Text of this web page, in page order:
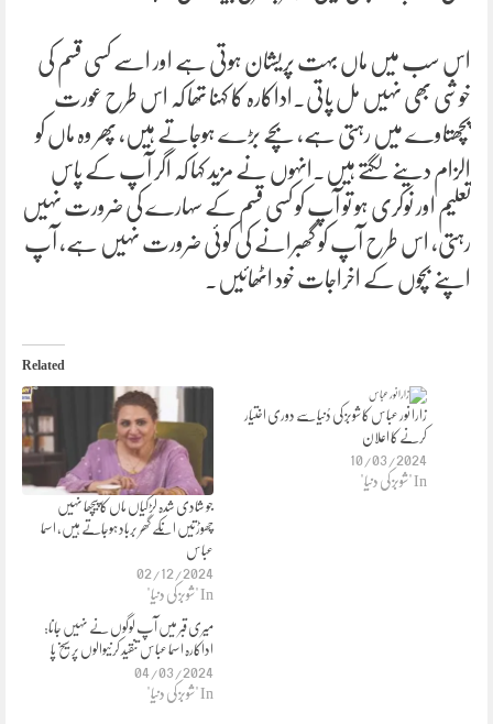
اس سب میں ماں بہت پریشان ہوتی ہے اور اسے کسی قسم کی
خوشی بھی نہیں مل پاتی۔اداکارہ کا کہنا تھا کہ اس طرح عورت
پچھتاوے میں رہتی ہے، بچے بڑے ہوجاتے ہیں، پھر وہ ماں کو
الزام دینے لگتے ہیں۔انہوں نے مزید کہا کہ اگر آپ کے پاس
تعلیم اور نوکری ہو تو آپ کو کسی قسم کے سہارے کی ضرورت نہیں
رہتی، اس طرح آپ کو گھبرانے کی کوئی ضرورت نہیں ہے، آپ
اپنے بچوں کے اخراجات خود اٹھائیں۔
Related
جو شادی شدہ لڑکیاں ماں کا پیچھا نہیں
چھوڑتیں انکے گھر برباد ہوجاتے ہیں، اسما
عباس
02/12/2024
In "شوبز کی دنیا"
زارا نور عباس کا شوبز کی دُنیا سے دوری اختیار
کرنے کا اعلان
10/03/2024
In "شوبز کی دنیا"
میری قبر میں آپ لوگوں نے نہیں جانا:
اداکارہ اسما عباس تنقید کرنیوالوں پر سیخ پا
04/03/2024
In "شوبز کی دنیا"